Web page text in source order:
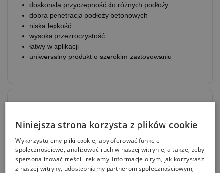
doskonała przyczepność do różnych podłoży
dobra penetracja podłoży betonowych
niska lepkość
wysoka przezroczystość
łatwy w aplikacji
uniwersalny produkt o szerokim zastosowaniu
posadzki epoksydowe i poliuretanowe
spoiwo do sporządzania jastrychów
spoiwo do sporządzania zapraw wyrównawczych
do wykonywania laminatów epoksydowo-szklanych
Niniejsza strona korzysta z plików cookie
Wykorzystujemy pliki cookie, aby oferować funkcje
społecznościowe, analizować ruch w naszej witrynie, a także, żeby
spersonalizować treści i reklamy. Informacje o tym, jak korzystasz
z naszej witryny, udostępniamy partnerom społecznościowym,